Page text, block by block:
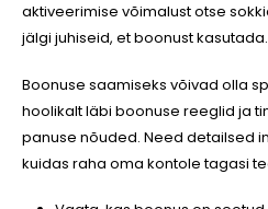
aktiveerimise võimalust otse
jälgi juhiseid, et boonust kasutada.
Boonuse saamiseks võivad olla
hoolikalt läbi boonuse reeglid ja
panuse nõuded. Need detailsed
kuidas raha oma kontole tagasi